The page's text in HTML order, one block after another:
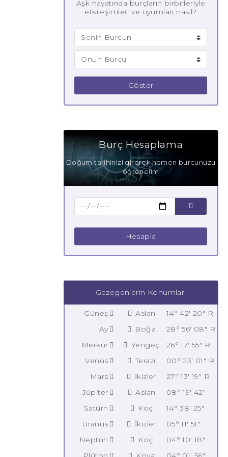
Aşk hayatında burçların birbirleriyle
etkileşimleri ve uyumları nasıl?
Göster
Burç Hesaplama
Doğum tarihinizi girerek hemen burcunuzu
öğrenelim
Hesapla
Gezegenlerin Konumları
Güneş Aslan
14° 42' 20" R
Ay
Boğa
28° 56' 08" R
Merkür
Yengeç
26° 17' 55" R
Venüs
Terazi
00° 23' 01" R
Mars
İkizler
27° 13' 19" R
Jüpiter
Aslan
08° 19' 42"
Satürn
Koç
14° 38' 25"
Uranüs
İkizler
05° 11' 51"
Neptün
Koç
04° 10' 18"